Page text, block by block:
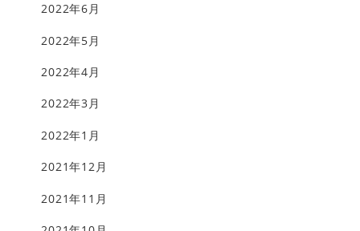
2022年6月
2022年5月
2022年4月
2022年3月
2022年1月
2021年12月
2021年11月